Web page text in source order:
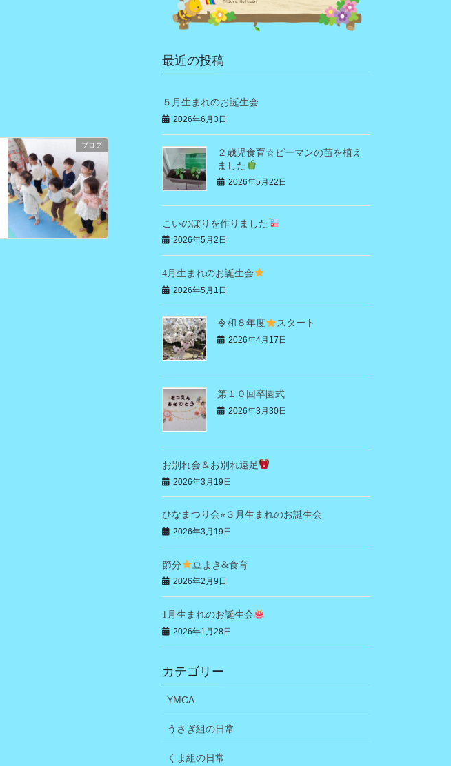
ブログ
最近の投稿
５月生まれのお誕生会
2026年6月3日
２歳児食育☆ピーマンの苗を植え
ました
2026年5月22日
こいのぼりを作りました
2026年5月2日
4月生まれのお誕生会
2026年5月1日
令和８年度 スタート
2026年4月17日
第１０回卒園式
2026年3月30日
お別れ会＆お別れ遠足
2026年3月19日
ひなまつり会⭐︎３月生まれのお誕生会
2026年3月19日
節分 豆まき&食育
2026年2月9日
1月生まれのお誕生会
2026年1月28日
カテゴリー
YMCA
うさぎ組の日常
くま組の日常